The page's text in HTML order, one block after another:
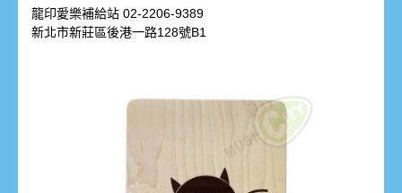
龍印愛樂補給站 02-2206-9389
新北市新莊區後港一路128號B1